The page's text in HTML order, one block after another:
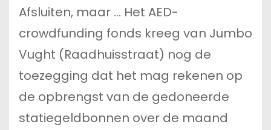
Afsluiten, maar … Het AED-
crowdfunding fonds kreeg van Jumbo
Vught (Raadhuisstraat) nog de
toezegging dat het mag rekenen op
de opbrengst van de gedoneerde
statiegeldbonnen over de maand